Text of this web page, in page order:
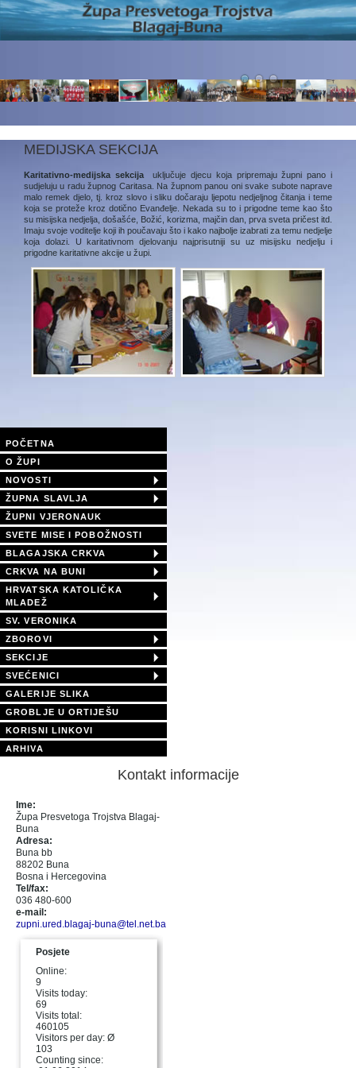
MEDIJSKA SEKCIJA
Karitativno-medijska sekcijauključuje djecu koja pripremaju župni pano i
sudjeluju u radu župnog Caritasa. Na župnom panou oni svake subote naprave
malo remek djelo, tj. kroz slovo i sliku dočaraju ljepotu nedjeljnog čitanja i teme
koja se proteže kroz dotično Evanđelje. Nekada su to i prigodne teme kao što
su misijska nedjelja, došašće, Božić, korizma, majčin dan, prva sveta pričest itd.
Imaju svoje voditelje koji ih poučavaju što i kako najbolje izabrati za temu nedjelje
koja dolazi. U karitativnom djelovanju najprisutniji su uz misijsku nedjelju i
prigodne karitativne akcije u župi.
POČETNA
O ŽUPI
NOVOSTI
ŽUPNA SLAVLJA
ŽUPNI VJERONAUK
SVETE MISE I POBOŽNOSTI
BLAGAJSKA CRKVA
CRKVA NA BUNI
HRVATSKA KATOLIČKA
MLADEŽ
SV. VERONIKA
ZBOROVI
SEKCIJE
SVEĆENICI
GALERIJE SLIKA
GROBLJE U ORTIJEŠU
KORISNI LINKOVI
ARHIVA
Kontakt informacije
Ime:
Župa Presvetoga Trojstva Blagaj-
Buna
Adresa:
Buna bb
88202 Buna
Bosna i Hercegovina
Tel/fax:
036 480-600
e-mail:
zupni.ured.blagaj-buna@tel.net.ba
Posjete
Online:
9
Visits today:
69
Visits total:
460105
Visitors per day: Ø
103
Counting since: